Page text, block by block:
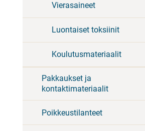
Vierasaineet
Luontaiset toksiinit
Koulutusmateriaalit
Pakkaukset ja
kontaktimateriaalit
Poikkeustilanteet